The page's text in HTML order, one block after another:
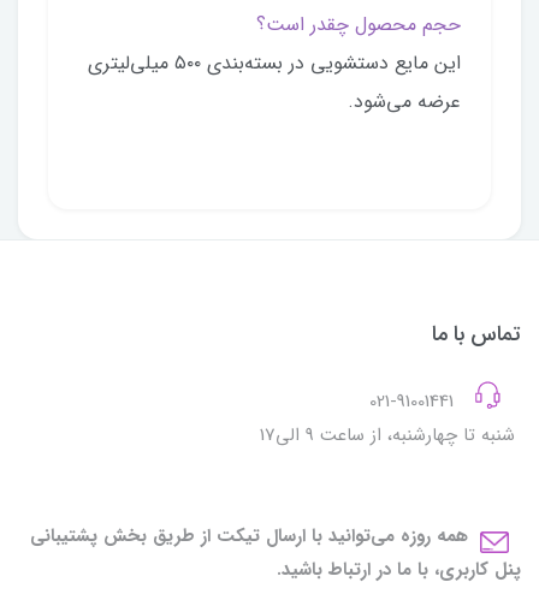
حجم محصول چقدر است؟
این مایع دستشویی در بسته‌بندی ۵۰۰ میلی‌لیتری
عرضه می‌شود.
تماس با ما
شنبه تا چهارشنبه، از ساعت 9 الی17
همه روزه می‌توانید با ارسال تیکت از طریق بخش پشتیبانی
پنل کاربری، با ما در ارتباط باشید.